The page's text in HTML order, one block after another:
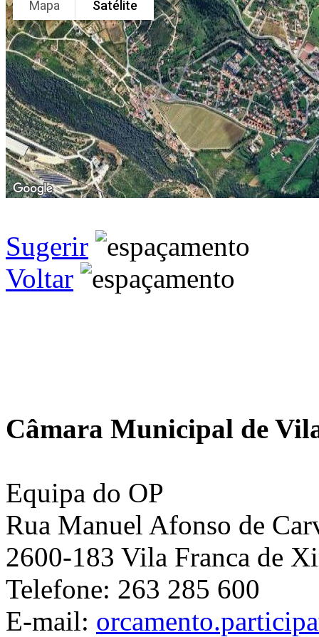
Mapa Satélite
Sugerir
Voltar
Câmara Municipal de
Equipa do OP
Rua Manuel Afonso de
2600-183 Vila Franca de
Telefone: 263 285 600
E-mail: